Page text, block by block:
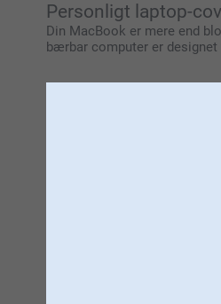
Personligt laptop-
Din MacBook er mere end
bærbar computer er designet
Gør din iPad personlig med
unikke stil. Vores
Beskyttende iPad-
Beskyt din iPad med stil
nem adgang til knapper,
eller et sleeve der giver
fuldt ud - perfekt til børns